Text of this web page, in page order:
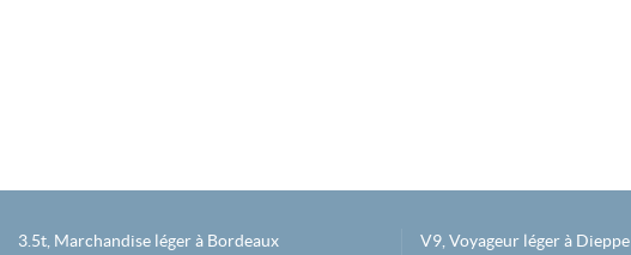
3.5t, Marchandise léger à Bordeaux
V9, Voyageur léger à Dieppe